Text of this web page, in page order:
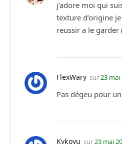
j’adore moi qui
texture d’origine
reussir a le
FlexWary sur23 mai
Pas dégeu pour
Kykoyu sur23 mai